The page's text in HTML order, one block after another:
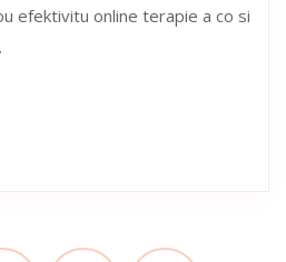
efektivitu online terapie a co si